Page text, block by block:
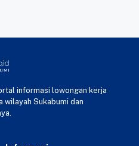
informasi lowongan kerja
Sukabumi dan